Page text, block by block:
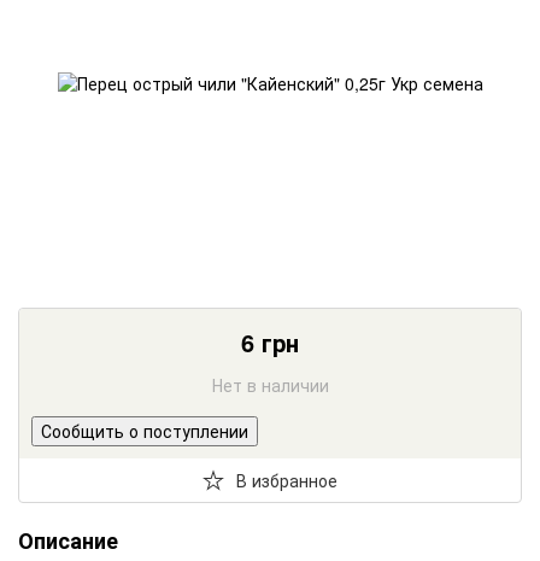
6 грн
Нет в наличии
Сообщить о поступлении
В избранное
Описание